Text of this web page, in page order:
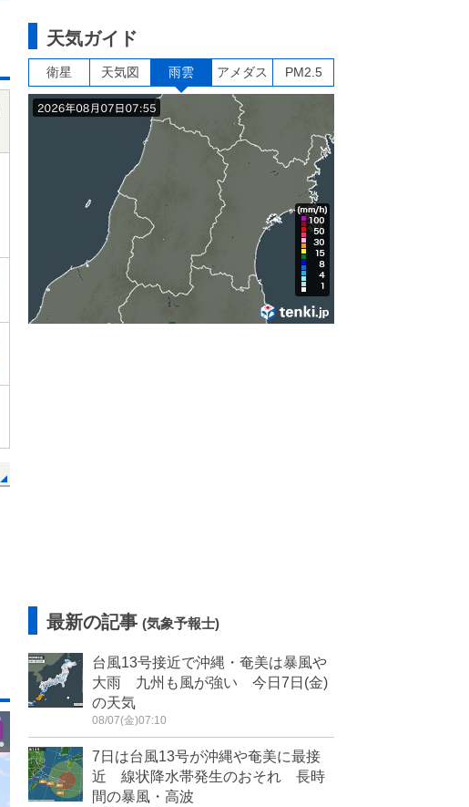
天気ガイド
衛星 天気図 雨雲 アメダス PM2.5
最新の記事 (気象予報士)
台風13号接近で沖縄・奄美は暴風や
大雨 九州も風が強い 今日7日(金)
の天気
08/07(金)07:10
7日は台風13号が沖縄や奄美に最接
近 線状降水帯発生のおそれ 長時
間の暴風・高波